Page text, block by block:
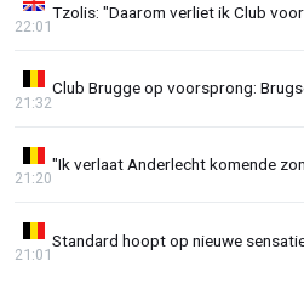
Tzolis: "Daarom verliet ik Club
22:01
Club Brugge op voorsprong:
21:32
"Ik verlaat Anderlecht komende
21:20
Standard hoopt op nieuwe
21:01